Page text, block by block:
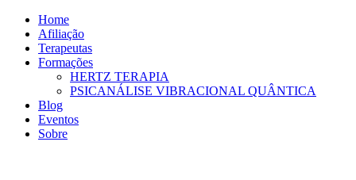
Home
Afiliação
Terapeutas
Formações
HERTZ TERAPIA
PSICANÁLISE VIBRACIONAL QUÂNTICA
Blog
Eventos
Sobre